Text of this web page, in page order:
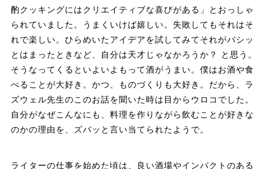
酌クッキングにはクリエイティブな喜びがある」とおっしゃ
られていました。うまくいけば嬉しい。失敗してもそれはそ
れで楽しい。ひらめいたアイデアを試してみてそれがバシッ
とはまったときなど、自分は天才じゃなかろうか？ と思う。
そうなってくるといよいよもって酒がうまい。僕はお酒や食
べることが大好き。かつ、ものづくりも大好き。だから、ラ
ズウェル先生のこのお話を聞いた時は目からウロコでした。
自分がなぜこんなにも、料理を作りながら飲むことが好きな
のかの理由を、ズバッと言い当てられたようで。
ライターの仕事を始めた頃は、良い酒場やインパクトのある